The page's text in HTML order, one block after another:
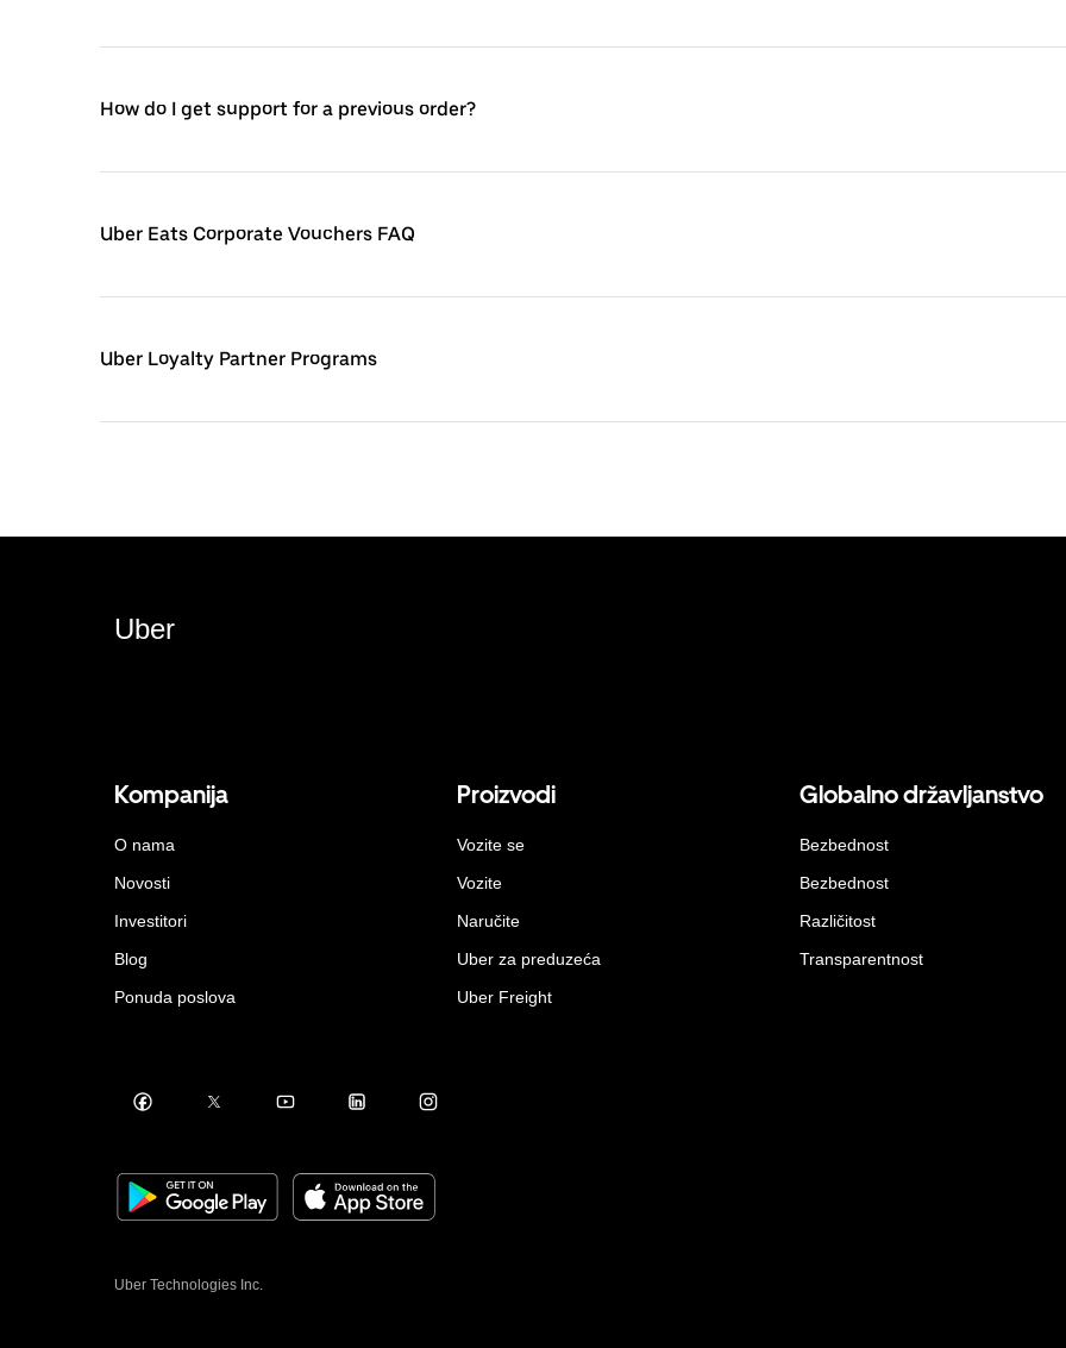
How do I get support for a previous order?
Uber Eats Corporate Vouchers FAQ
Uber Loyalty Partner Programs
Uber
Kompanija
O nama
Novosti
Investitori
Blog
Ponuda poslova
Proizvodi
Vozite se
Vozite
Naručite
Uber za preduzeća
Uber Freight
Globalno državljanstvo
Bezbednost
Bezbednost
Različitost
Transparentnost
Uber Technologies Inc.